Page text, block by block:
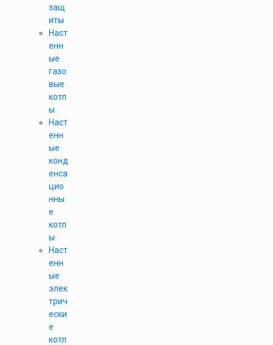
защ
иты
Наст
енн
ые
газо
вые
котл
ы
Наст
енн
ые
конд
енса
цио
нны
е
котл
ы
Наст
енн
ые
элек
трич
ески
е
котл